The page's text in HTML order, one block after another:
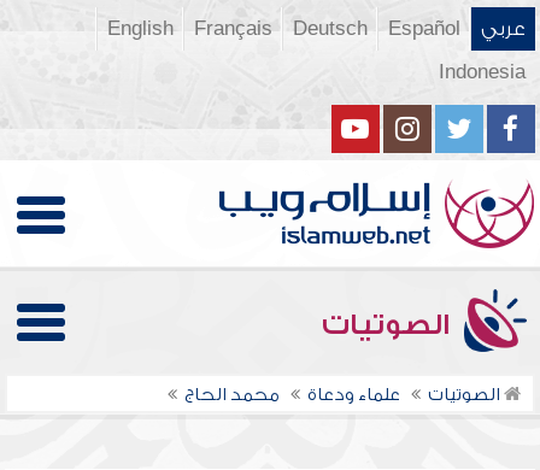
عربي Español
Deutsch
Français
English
Indonesia
الصوتيات
الصوتيات علماء ودعاة محمد الحاج